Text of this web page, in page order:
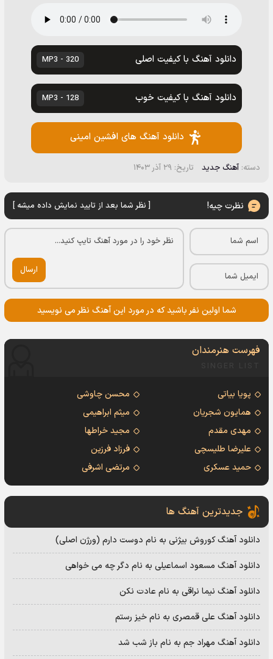
دانلود آهنگ با کیفیت اصلی 320 - MP3
دانلود آهنگ با کیفیت خوب 128 - MP3
دانلود آهنگ های افشین امینی
دسته: آهنگ جدید تاریخ: ۲۹ آذر ۱۴۰۳
نظرت چیه! [ نظر شما بعد از تایید نمایش داده میشه ]
ارسال
شما اولین نفر باشید که در مورد این آهنگ نظر می نویسید
فهرست هنرمندان
پویا بیاتی
محسن چاوشی
همایون شجریان
میثم ابراهیمی
مهدی مقدم
مجید خراطها
علیرضا طلیسچی
فرزاد فرزین
حمید عسکری
مرتضی اشرفی
جدیدترین آهنگ ها
دانلود آهنگ کوروش بیژنی به نام دوست دارم (ورژن اصلی)
دانلود آهنگ مسعود اسماعیلی به نام دگر چه می خواهی
دانلود آهنگ نیما نراقی به نام عادت نکن
دانلود آهنگ علی قمصری به نام خیز رستم
دانلود آهنگ مهراد جم به نام باز شب شد